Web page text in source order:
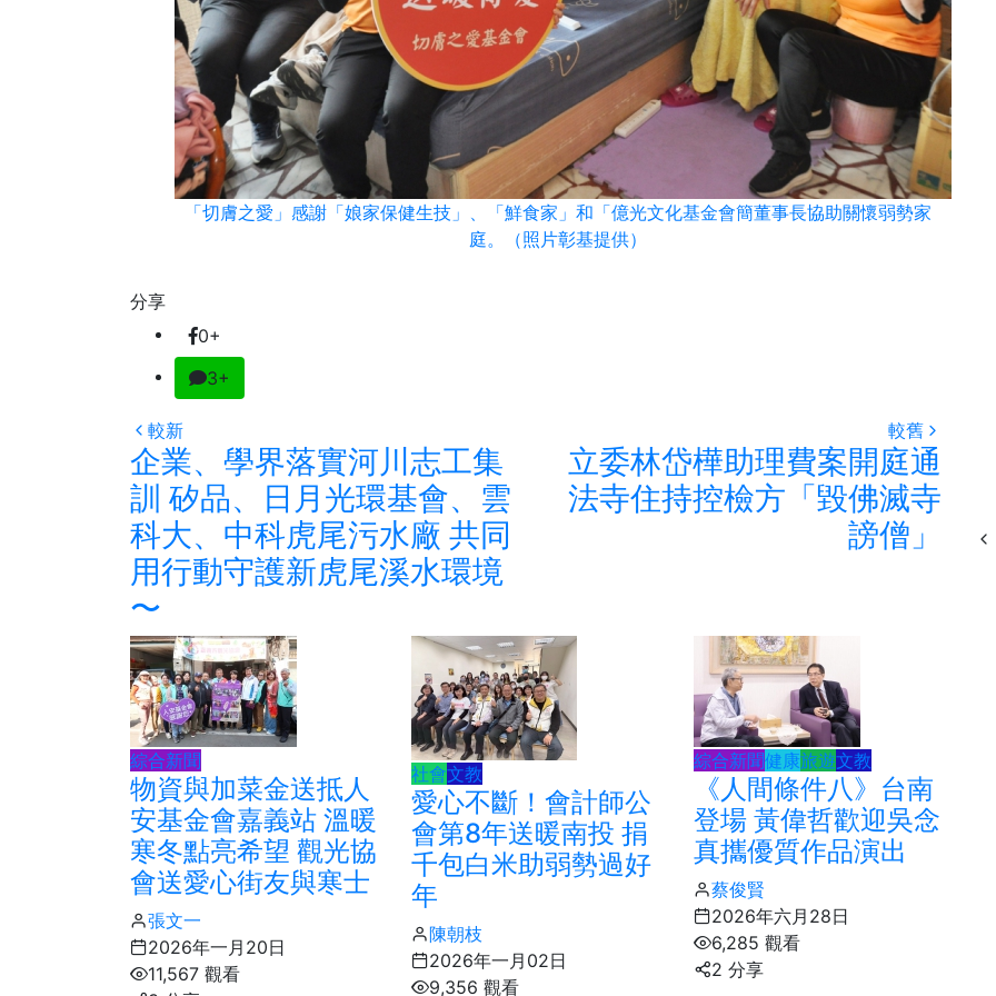
「切膚之愛」感謝「娘家保健生技」、「鮮食家」和「億光文化基金會簡董事長協助關懷弱勢家
庭。（照片彰基提供）
分享
0+
3+
較新
企業、學界落實河川志工集
訓 矽品、日月光環基會、雲
科大、中科虎尾污水廠 共同
用行動守護新虎尾溪水環境
〜
較舊
立委林岱樺助理費案開庭通
法寺住持控檢方「毀佛滅寺
謗僧」
綜合新聞
物資與加菜金送抵人
安基金會嘉義站 溫暖
寒冬點亮希望 觀光協
會送愛心街友與寒士
張文一
2026年一月20日
11,567 觀看
社會文教
愛心不斷！會計師公
會第8年送暖南投 捐
千包白米助弱勢過好
年
陳朝枝
2026年一月02日
9,356 觀看
綜合新聞健康旅遊文教
《人間條件八》台南
登場 黃偉哲歡迎吳念
真攜優質作品演出
蔡俊賢
2026年六月28日
6,285 觀看
2 分享
文教